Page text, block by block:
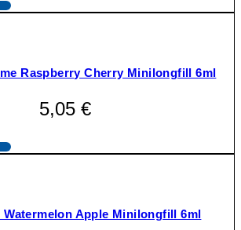
Raspberry Cherry Minilongfill 6ml
5,05 €
Watermelon Apple Minilongfill 6ml